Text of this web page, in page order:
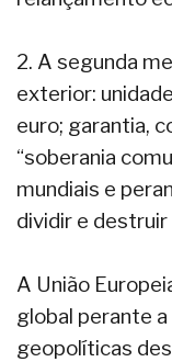
2. A segunda
exterior:
euro; garantia,
“soberania
mundiais e
dividir e destruir
A União
global perante
geopolíticas